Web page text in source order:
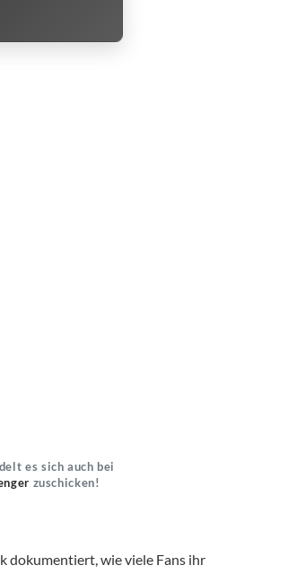
es sich auch bei
zuschicken!
dokumentiert, wie viele Fans ihr